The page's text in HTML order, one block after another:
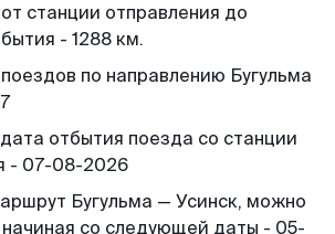
станции отправления до
- 1288 км.
по направлению Бугульма
отбытия поезда со станции
- 07-08-2026
Бугульма — Усинск, можно
со следующей даты - 05-